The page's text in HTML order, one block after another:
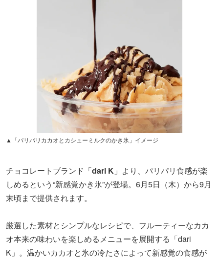
▲「パリパリカカオとカシューミルクのかき氷」イメージ
チョコレートブランド「dari K 」より、パリパリ食感が楽
しめるという“新感覚かき氷”が登場。6月5日（木）から9月
末頃まで提供されます。
厳選した素材とシンプルなレシピで、フルーティーなカカ
オ本来の味わいを楽しめるメニューを展開する「dari
K」。温かいカカオと氷の冷たさによって新感覚の食感が